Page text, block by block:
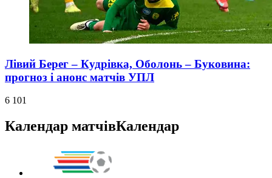
Лівий Берег – Кудрівка, Оболонь – Буковина:
прогноз і анонс матчів УПЛ
6 101
Календар матчівКалендар